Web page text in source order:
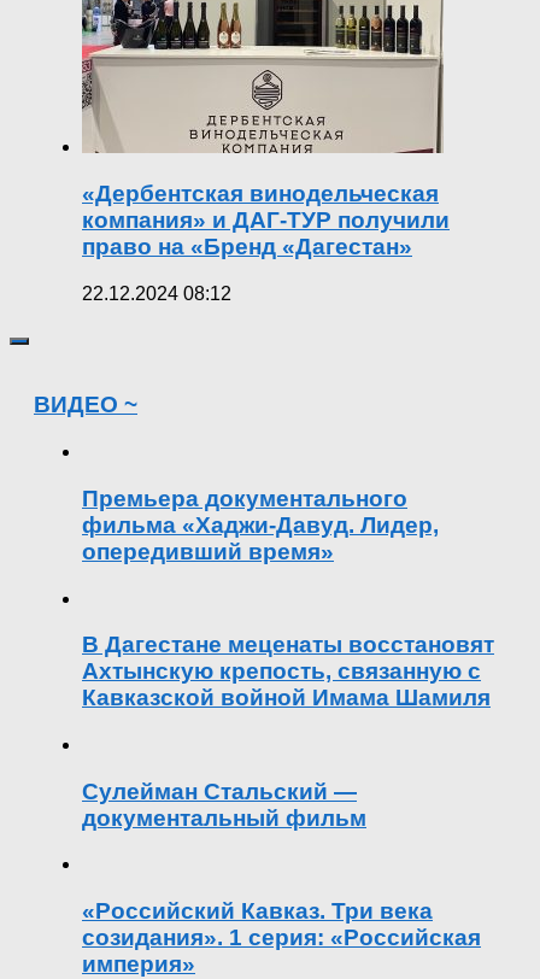
«Дербентская винодельческая
компания» и ДАГ-ТУР получили
право на «Бренд «Дагестан»
22.12.2024 08:12
ВИДЕО ~
Премьера документального
фильма «Хаджи-Давуд. Лидер,
опередивший время»
В Дагестане меценаты восстановят
Ахтынскую крепость, связанную с
Кавказской войной Имама Шамиля
Сулейман Стальский —
документальный фильм
«Российский Кавказ. Три века
созидания». 1 серия: «Российская
империя»